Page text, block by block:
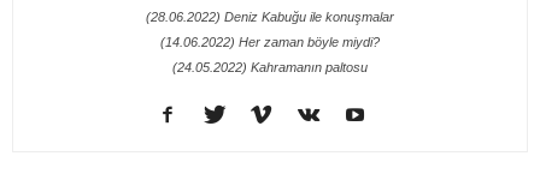
(28.06.2022) Deniz Kabuğu ile konuşmalar
(14.06.2022) Her zaman böyle miydi?
(24.05.2022) Kahramanın paltosu